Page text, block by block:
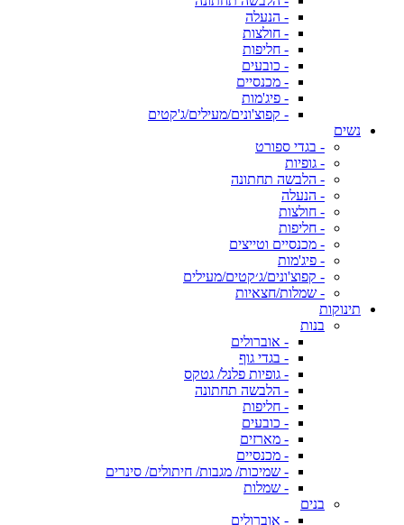
- הנעלה
- חולצות
- חליפות
- כובעים
- מכנסיים
- פיג'מות
- קפוצ'ונים/מעילים/ג'קטים
נשים
- בגדי ספורט
- גופיות
- הלבשה תחתונה
- הנעלה
- חולצות
- חליפות
- מכנסיים וטייצים
- פיג'מות
- קפוצ'ונים/ג׳קטים/מעילים
- שמלות/חצאיות
תינוקות
בנות
- אוברולים
- בגדי גוף
- גופיות פלנל/ גטקס
- הלבשה תחתונה
- חליפות
- כובעים
- מארזים
- מכנסיים
- שמיכות/ מגבות/ חיתולים/ סינרים
- שמלות
בנים
- אוברולים